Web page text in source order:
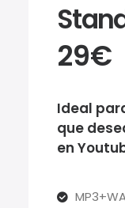
29€
Ideal
que
en